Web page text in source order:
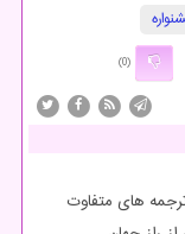
(0)
های متفاوت